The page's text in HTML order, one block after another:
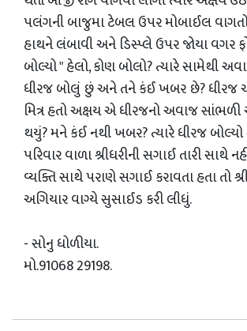
પલંગની બાજુમા ટેબલ ઉપર મોબાઈલ
હાથને લંબાવી અને ડિસ્પ્લે ઉપર જોયા વગર
બોલ્યો " હેલો, કોણ બોલો? ત્યારે સામેથી
ધીરજ બોલું છું અને તને કંઈ ખબર છે? ધીરજ
મિત્ર હતો અક્ષય એ ધીરજનો અવાજ
થયું? મને કંઈ નથી ખબર? ત્યારે ધીરજ બોલ્યો
પરિવાર વાળા શ્રીધરીની સગાઈ તારી સાથે
વ્યક્તિ સાથે પરાણે સગાઈ કરાવતા હતા તો
અગિયાર વાગ્યે સુસાઈડ કરી લીધું.
- સોનુ ધોળીયા.
મો.91068 29198.